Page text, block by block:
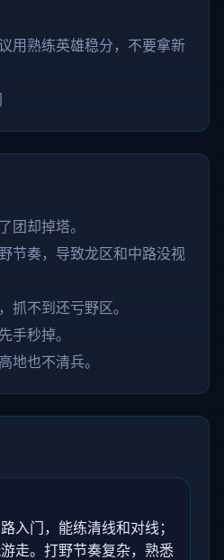
用熟练英雄稳分，不要拿新
团却掉塔。
节奏，导致龙区和中路没视
抓不到还亏野区。
手秒掉。
地也不清兵。
入门，能练清线和对线；
走。打野节奏复杂，熟悉